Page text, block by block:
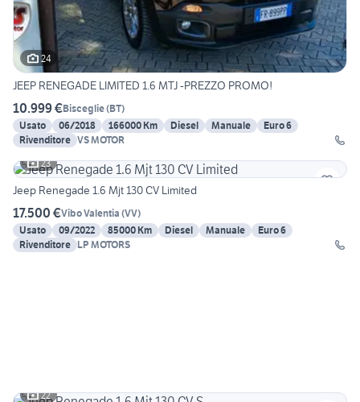
24
JEEP RENEGADE LIMITED 1.6 MTJ -PREZZO PROMO!
10.999 €Bisceglie(BT)
Usato
06/2018 166000 Km Diesel Manuale
Euro 6
Rivenditore VS MOTOR
23
Jeep Renegade 1.6 Mjt 130 CV Limited
17.500 €Vibo Valentia (VV)
Usato
09/2022 85000 Km Diesel Manuale
Euro 6
Rivenditore LP MOTORS
22